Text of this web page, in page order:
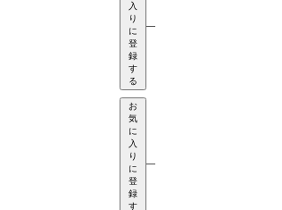
入
り
に
登
録
す
る
—
お
気
に
入
り
に
登
録
す
—